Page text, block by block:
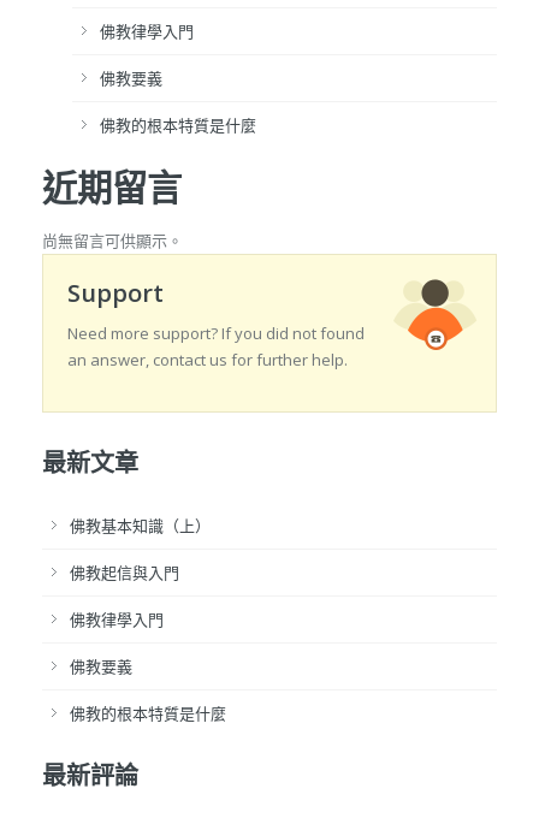
佛教律學入門
佛教要義
佛教的根本特質是什麼
近期留言
尚無留言可供顯示。
Support
Need more support? If you did not found
an answer, contact us for further help.
最新文章
佛教基本知識（上）
佛教起信與入門
佛教律學入門
佛教要義
佛教的根本特質是什麼
最新評論